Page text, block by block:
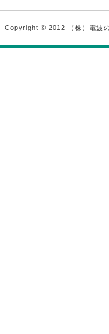
Copyright © 2012 （株）電波